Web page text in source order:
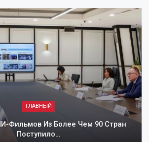
ГЛАВНЫЙ
Фильмов Из Более Чем 90 Стран
Поступило…